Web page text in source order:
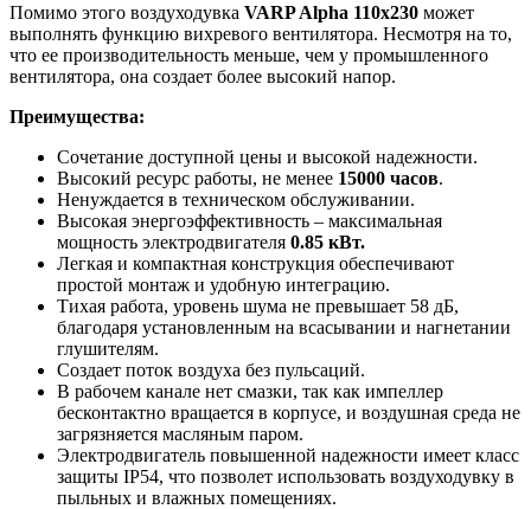
Помимо этого воздуходувка VARP Alpha 110x230 может
выполнять функцию вихревого вентилятора. Несмотря на то,
что ее производительность меньше, чем у промышленного
вентилятора, она создает более высокий напор.
Преимущества:
Сочетание доступной цены и высокой надежности.
Высокий ресурс работы, не менее 15000 часов.
Ненуждается в техническом обслуживании.
Высокая энергоэффективность – максимальная
мощность электродвигателя 0.85 кВт.
Легкая и компактная конструкция обеспечивают
простой монтаж и удобную интеграцию.
Тихая работа, уровень шума не превышает 58 дБ,
благодаря установленным на всасывании и нагнетании
глушителям.
Создает поток воздуха без пульсаций.
В рабочем канале нет смазки, так как импеллер
бесконтактно вращается в корпусе, и воздушная среда не
загрязняется масляным паром.
Электродвигатель повышенной надежности имеет класс
защиты IP54, что позволет использовать воздуходувку в
пыльных и влажных помещениях.